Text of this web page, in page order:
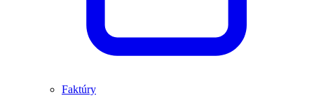
Faktúry